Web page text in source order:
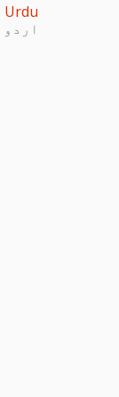
Urdu
اردو